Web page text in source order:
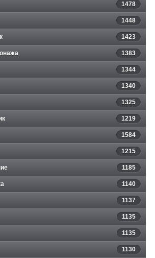
1478
1448
1423
1383
1344
1340
1325
1219
1584
1215
1185
1140
1137
1135
1135
1130